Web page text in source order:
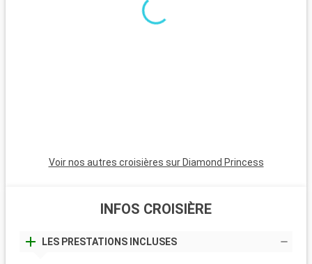
Voir nos autres croisières sur Diamond Princess
INFOS CROISIÈRE
LES PRESTATIONS INCLUSES